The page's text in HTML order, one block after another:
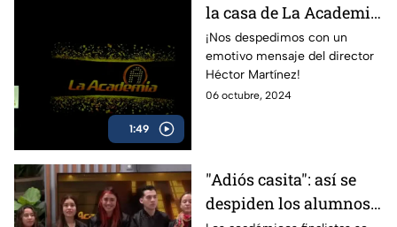
1:49
la casa de La Academia
2024!
¡Nos despedimos con un
emotivo mensaje del director
Héctor Martínez!
06 octubre, 2024
"Adiós casita": así se
despiden los alumnos